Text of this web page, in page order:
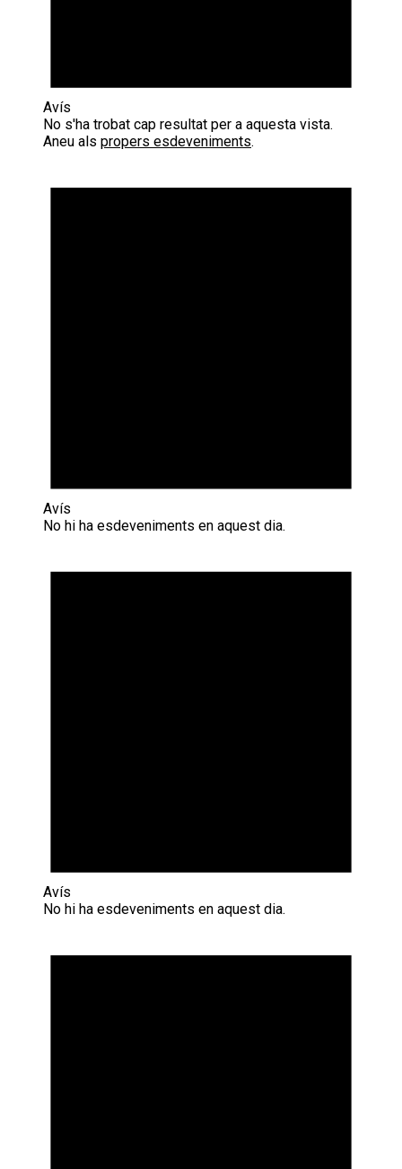
Avís
No s'ha trobat cap resultat per a aquesta vista.
Aneu als propers esdeveniments.
Avís
No hi ha esdeveniments en aquest dia.
Avís
No hi ha esdeveniments en aquest dia.